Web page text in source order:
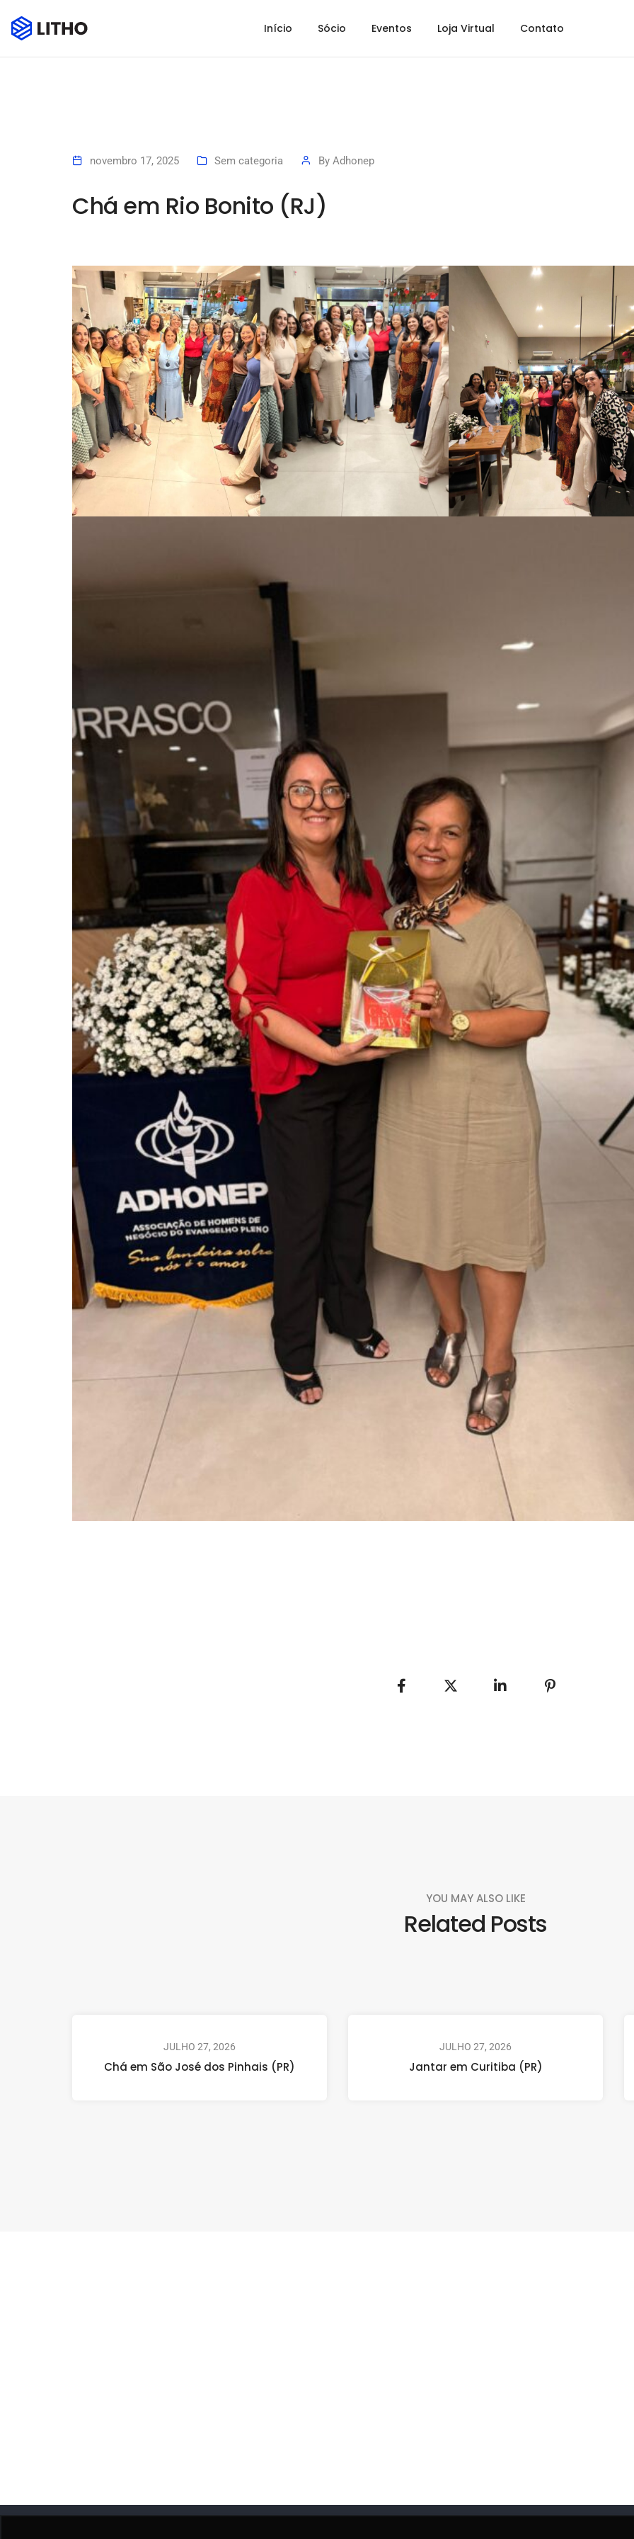
Início Sócio Eventos Loja Virtual Contato
novembro 17, 2025 Sem categoria By Adhonep
Chá em Rio Bonito (RJ)
YOU MAY ALSO LIKE
Related Posts
JULHO 27, 2026
Chá em São José dos Pinhais (PR)
JULHO 27, 2026
Jantar em Curitiba (PR)